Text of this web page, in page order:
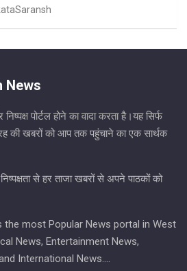
News
पोर्टल होने का वादा करता है।यह सिर्फ
की खबरों को आप तक पहुंचाने का एक सार्थक
से हर ताजा खबरों से अपने पाठकों को
the most Popular News portal in West
News, Entertainment News,
International News….